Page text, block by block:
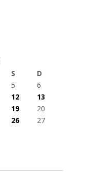
S
D
5
6
12
13
19
20
26
27